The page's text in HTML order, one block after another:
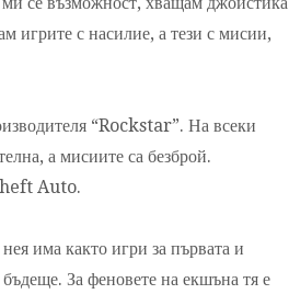
игрите с насилие, а тези с мисии,
“Rockstar”. На всеки
а мисиите са безброй.
Auto.
има както игри за първата и
За феновете на екшъна тя е